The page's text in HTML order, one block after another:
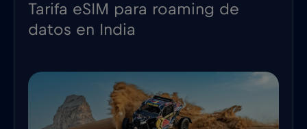
Tarifa eSIM para roaming de
datos en India